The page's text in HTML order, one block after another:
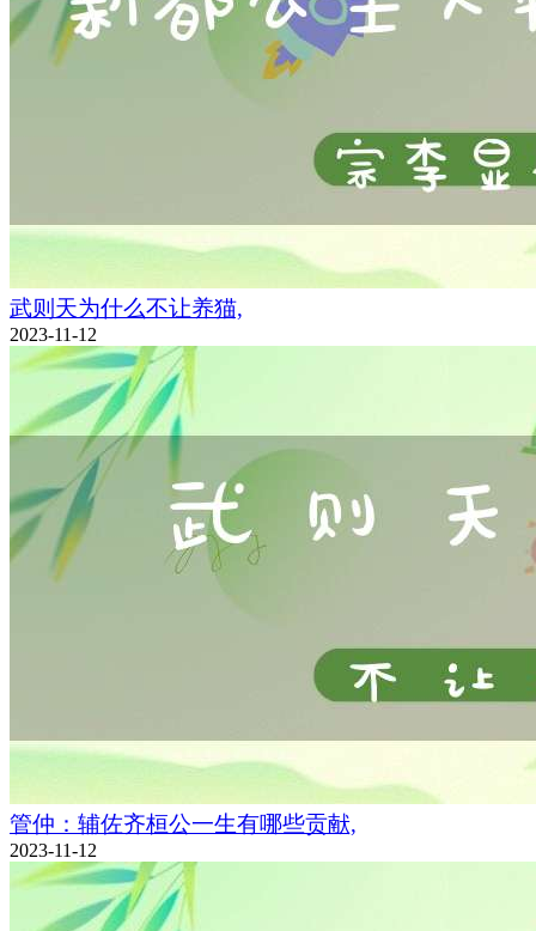
武则天为什么不让养猫,
2023-11-12
管仲：辅佐齐桓公一生有哪些贡献,
2023-11-12